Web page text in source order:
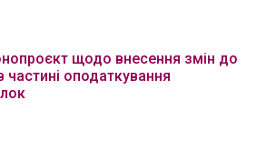
щодо внесення змін до
оподаткування